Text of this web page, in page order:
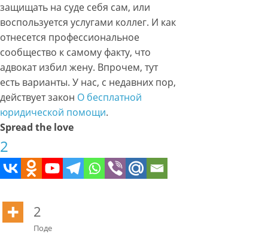
защищать на суде себя сам, или
воспользуется услугами коллег. И как
отнесется профессиональное
сообщество к самому факту, что
адвокат избил жену. Впрочем, тут
есть варианты. У нас, с недавних пор,
действует закон О бесплатной
юридической помощи.
Spread the love
2
2
Поде